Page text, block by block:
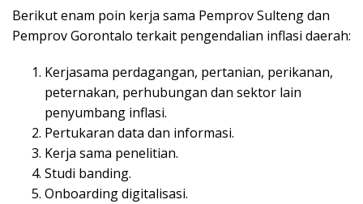
Berikut enam poin kerja sama Pemprov Sulteng dan
Pemprov Gorontalo terkait pengendalian inflasi daerah:
Kerjasama perdagangan, pertanian, perikanan,
peternakan, perhubungan dan sektor lain
penyumbang inflasi.
Pertukaran data dan informasi.
Kerja sama penelitian.
Studi banding.
Onboarding digitalisasi.